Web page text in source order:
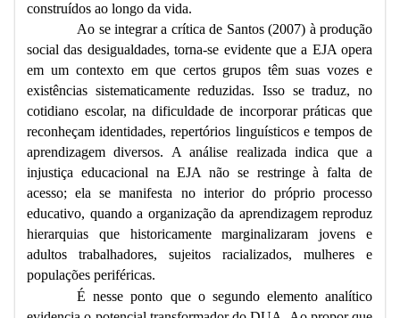
construídos ao longo da vida.
Ao se integrar a crítica de Santos (2007) à produção
social das desigualdades, torna-se evidente que a EJA opera
em um contexto em que certos grupos têm suas vozes e
existências sistematicamente reduzidas. Isso se traduz, no
cotidiano escolar, na dificuldade de incorporar práticas que
reconheçam identidades, repertórios linguísticos e tempos de
aprendizagem diversos. A análise realizada indica que a
injustiça educacional na EJA não se restringe à falta de
acesso; ela se manifesta no interior do próprio processo
educativo, quando a organização da aprendizagem reproduz
hierarquias que historicamente marginalizaram jovens e
adultos trabalhadores, sujeitos racializados, mulheres e
populações periféricas.
É nesse ponto que o segundo elemento analítico